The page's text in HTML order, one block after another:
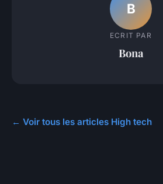
B
ECRIT PAR
Bona
← Voir tous les articles High tech